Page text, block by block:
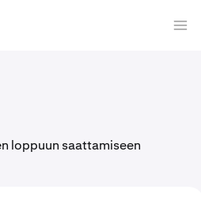
loppuun saattamiseen